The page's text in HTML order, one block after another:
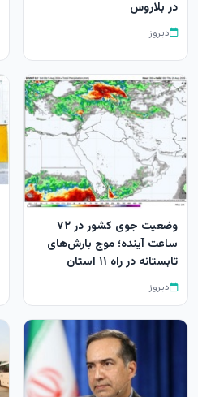
در بلاروس
دیروز
وضعیت جوی کشور در ۷۲
ساعت آینده؛ موج بارش‌های
تابستانه در راه ۱۱ استان
دیروز